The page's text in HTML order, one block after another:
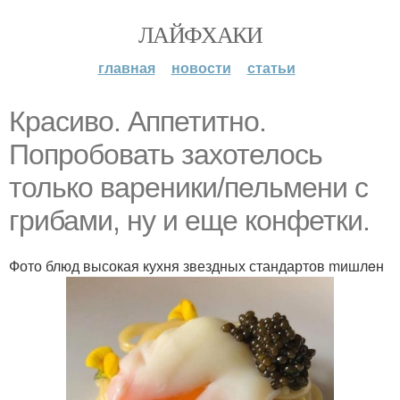
ЛАЙФХАКИ
главная новости статьи
Красиво. Аппетитно.
Попробовать захотелось
только вареники/пельмени с
грибами, ну и еще конфетки.
Фото блюд высокая кухня звездных стандартов mишлeн